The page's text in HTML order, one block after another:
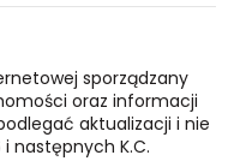
sporządzany
oraz informacji
aktualizacji i nie
następnych K.C.